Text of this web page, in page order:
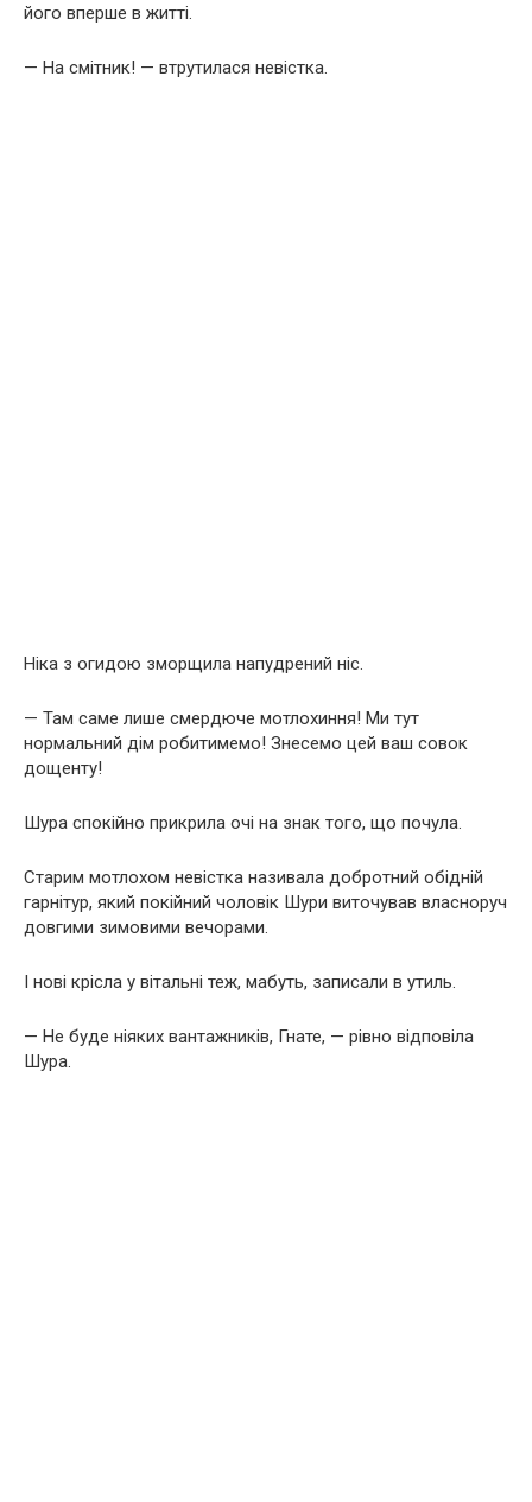
його вперше в житті.
— На смітник! — втрутилася невістка.
Ніка з огидою зморщила напудрений ніс.
— Там саме лише смердюче мотлохиння! Ми тут
нормальний дім робитимемо! Знесемо цей ваш совок
дощенту!
Шура спокійно прикрила очі на знак того, що почула.
Старим мотлохом невістка називала добротний обідній
гарнітур, який покійний чоловік Шури виточував власноруч
довгими зимовими вечорами.
І нові крісла у вітальні теж, мабуть, записали в утиль.
— Не буде ніяких вантажників, Гнате, — рівно відповіла
Шура.